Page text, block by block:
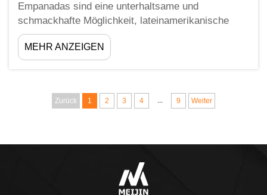
Empanadas sind eine unterhaltsame und
schmackhafte Möglichkeit, lateinamerikanische
Speisen zu genießen. Empanadas sind im Grunde
kleine Teigtaschen mit leckeren Zutaten.
Großhändler Schritt-für-Schritt-Anleitung Zunächst
Für etwa...
MEHR ANZEIGEN
Zurück 1 2 3 4 ... 9 Weiter